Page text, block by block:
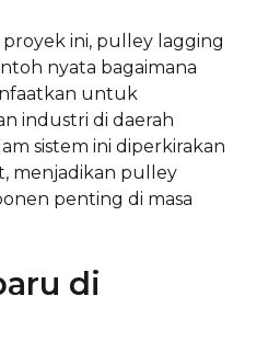
ini, pulley lagging
nyata bagaimana
untuk
industri di daerah
sistem ini diperkirakan
menjadikan pulley
penting di masa
di